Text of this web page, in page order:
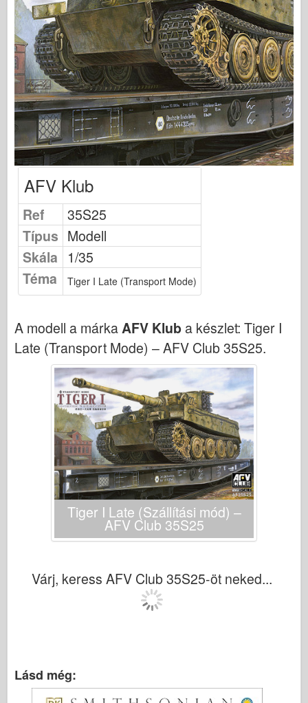
Osprey Kiadó
Század jel
Tankpower
Teherautók & Tartályok
Waffen-Arsenal
Wydawnictwo Militaria
Maquettes (maquettes)
Akadémia
Ace modellek
AFV Klub
Airfix
Légierő
AZ modell
Fekete Kutya
Cyber-hobbi
Dnepromodel között
Sárkány
Eduard
E.T. modell
Finom formák
Vitéz erők
Friulmodel
Hasegawa
IBG modellek
Tamiya
AFV Klub
Ref
35S25
Típus Modell
Skála
1/35
Téma
Tiger I Late (Transport Mode)
A modell a márkaAFV Klub a készlet: Tiger I
Late (Transport Mode) – AFV Club 35S25.
Tiger I Late (Szállítási mód) –
AFV Club 35S25
Várj, keress AFV Club 35S25-öt neked...
Lásd még: